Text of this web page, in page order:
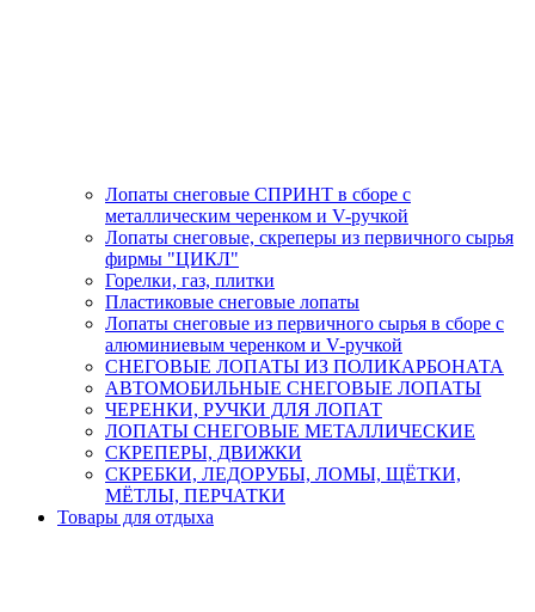
Лопаты снеговые СПРИНТ в сборе с
металлическим черенком и V-ручкой
Лопаты снеговые, скреперы из первичного сырья
фирмы "ЦИКЛ"
Горелки, газ, плитки
Пластиковые снеговые лопаты
Лопаты снеговые из первичного сырья в сборе с
алюминиевым черенком и V-ручкой
СНЕГОВЫЕ ЛОПАТЫ ИЗ ПОЛИКАРБОНАТА
АВТОМОБИЛЬНЫЕ СНЕГОВЫЕ ЛОПАТЫ
ЧЕРЕНКИ, РУЧКИ ДЛЯ ЛОПАТ
ЛОПАТЫ СНЕГОВЫЕ МЕТАЛЛИЧЕСКИЕ
СКРЕПЕРЫ, ДВИЖКИ
СКРЕБКИ, ЛЕДОРУБЫ, ЛОМЫ, ЩЁТКИ,
МЁТЛЫ, ПЕРЧАТКИ
Товары для отдыха